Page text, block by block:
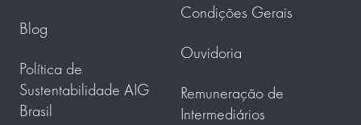
Blog
Política de
Sustentabilidade AIG
Brasil
Condições Gerais
Ouvidoria
Remuneração de
Intermediários